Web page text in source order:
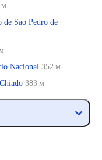
м
Sao Pedro de
Nacional 352 м
383 м